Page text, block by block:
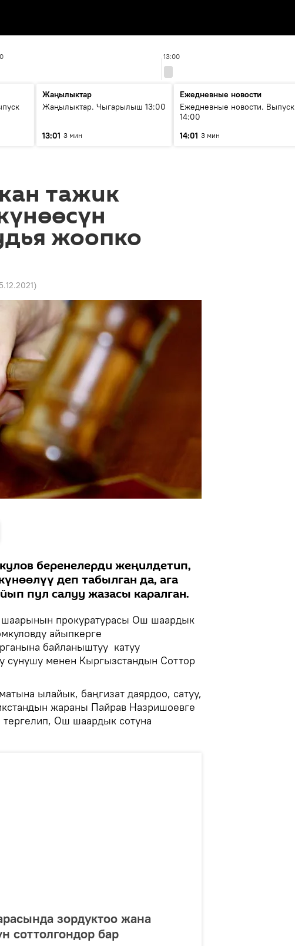
13:00
Жаңылыктар
Жаңылыктар. Чыгарылыш 13:00
13:01 3 мин
Ежедневные новости
Ежедневные новости. Выпуск
14:00
14:01 3 мин
тажик
жоопко
)
беренелерди жеңилдетип,
деп табылган да, ага
пул салуу жазасы каралган.
прокуратурасы Ош шаардык
айыпкерге
байланыштуу катуу
сунушу менен Кыргызстандын Соттор
ылайык, баңгизат даярдоо, сатуу,
жараны Пайрав Назришоевге
Ош шаардык сотуна
зордуктоо жана
соттолгондор бар